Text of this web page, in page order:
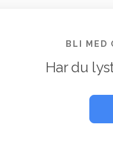
BLI MED
Har du